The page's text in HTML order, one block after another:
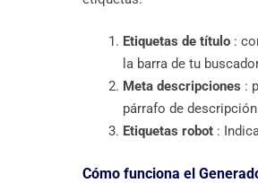
Etiquetas de título :
la barra de tu
Meta descripciones :
párrafo de
Etiquetas robot :
Cómo funciona el